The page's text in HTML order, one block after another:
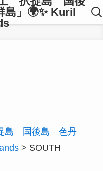
」🌍✨ Kuril
島 国後島 色丹
> SOUTH